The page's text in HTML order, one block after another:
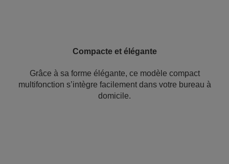
Compacte et élégante
Grâce à sa forme élégante, ce modèle compact
multifonction s’intègre facilement dans votre bureau à
domicile.